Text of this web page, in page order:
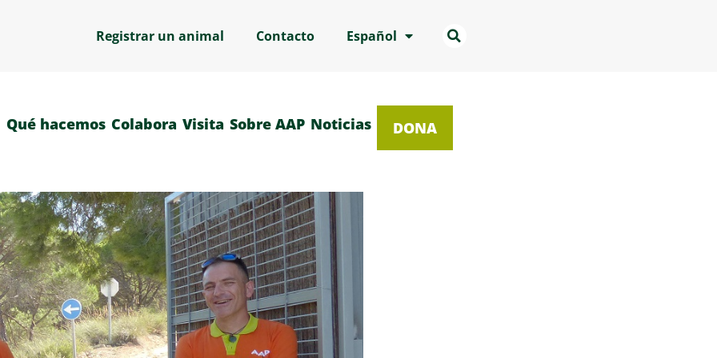
Registrar un animal Contacto Español
Qué hacemos Colabora Visita Sobre AAP Noticias DONA